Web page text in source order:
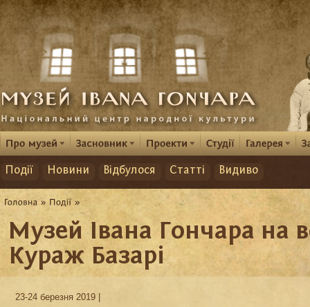
Події Новини Відбулося Статті Видиво
Музей Івана Гончара на
Кураж Базарі
23-24 березня 2019 |